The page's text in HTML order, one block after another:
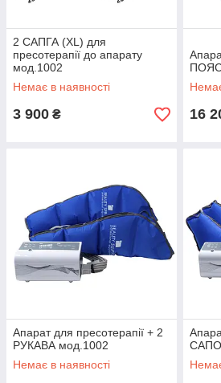
2 САПГА (XL) для
пресотерапії до апарату
мод.1002
Немає в наявності
3 900 ₴ 16
Апарат для пресотерапії + 2
РУКАВА мод.1002
Немає в наявності